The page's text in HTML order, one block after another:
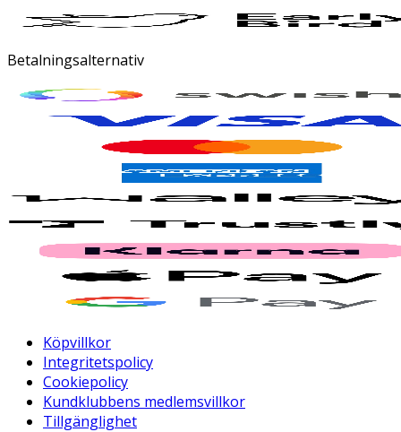
Betalningsalternativ
Köpvillkor
Integritetspolicy
Cookiepolicy
Kundklubbens medlemsvillkor
Tillgänglighet